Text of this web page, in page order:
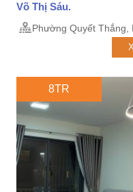
Võ Thị Sáu.
Phường Quyết Thắng,
8TR